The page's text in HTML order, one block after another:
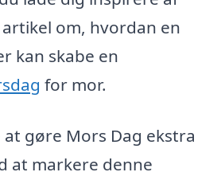
om, hvordan en
kan skabe en
for mor.
gøre Mors Dag ekstra
at markere denne